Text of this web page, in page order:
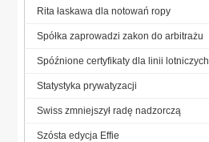
Rita łaskawa dla notowań ropy
Spółka zaprowadzi zakon do arbitrażu
Spóźnione certyfikaty dla linii lotniczych
Statystyka prywatyzacji
Swiss zmniejszył radę nadzorczą
Szósta edycja Effie